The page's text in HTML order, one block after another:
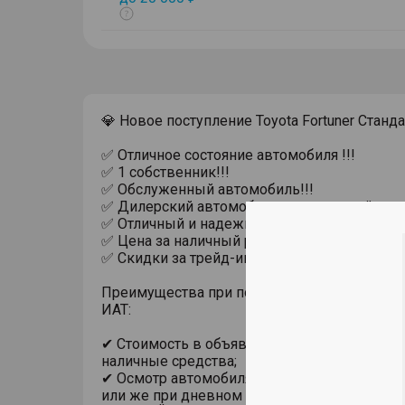
Показать
💎 Новое поступление Toyota Fortuner
✅ Отличное состояние автомобиля !!!
✅ 1 собственник!!!
✅ Обслуженный автомобиль!!!
✅ Дилеpский автoмобиль с прозрачной
✅ Отличный и надежный двигатель и
✅ Цена за наличный расчет!!!
✅ Скидки за трейд-ин и кредит!!!
Преимущества при покупке автомобиля с
ИАТ:
✔ Стоимость в объявлении актуальна при
наличные средства;
✔ Осмотр автомобиля в помещении, на
или же при дневном свете;